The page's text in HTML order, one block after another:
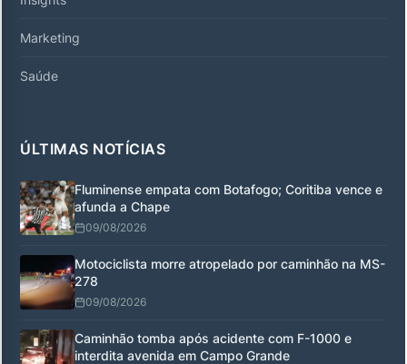
Marketing
Saúde
ÚLTIMAS NOTÍCIAS
Fluminense empata com Botafogo; Coritiba vence e
afunda a Chape
09/08/2026
Motociclista morre atropelado por caminhão na MS-
278
09/08/2026
Caminhão tomba após acidente com F-1000 e
interdita avenida em Campo Grande